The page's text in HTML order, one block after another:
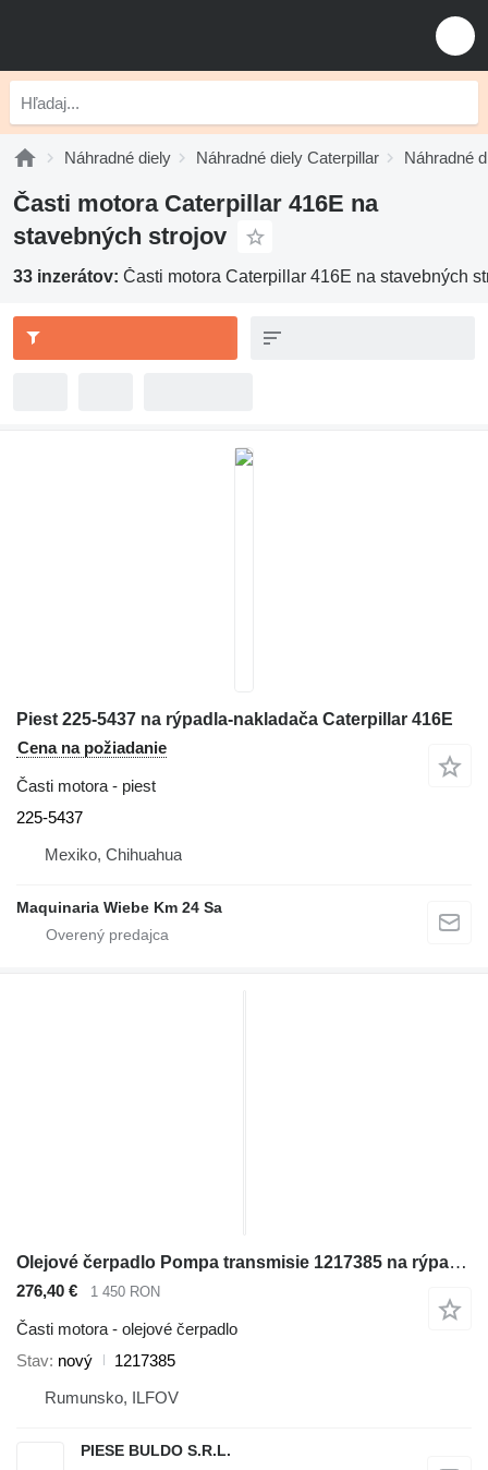
Náhradné diely Náhradné diely Caterpillar Náhradné
Časti motora Caterpillar 416E na
stavebných strojov
33 inzerátov: Časti motora Caterpillar 416E na stavebných
Piest 225-5437 na rýpadla-nakladača Caterpillar 416E
Cena na požiadanie
Časti motora - piest
225-5437
Mexiko, Chihuahua
Maquinaria Wiebe Km 24 Sa
Olejové čerpadlo Pompa transmisie 1217385 na rýpadla-nakladača Caterpillar 414E , 416C , 416D , 416E , 416F , 420D , 420E , 420F , 422E , 422F , 424B , 424B HD , 424D , 426C , 428C , 428D , 428E , 428F , 430D , 430E , 430F , 432D , 432E , 432F , 434E , 434F , 436C , 438C , 438D , 442D , 442E , 444E , 444F
276,40 € 1 450 RON
Časti motora - olejové čerpadlo
Stav nový
1217385
Rumunsko, ILFOV
PIESE BULDO S.R.L.